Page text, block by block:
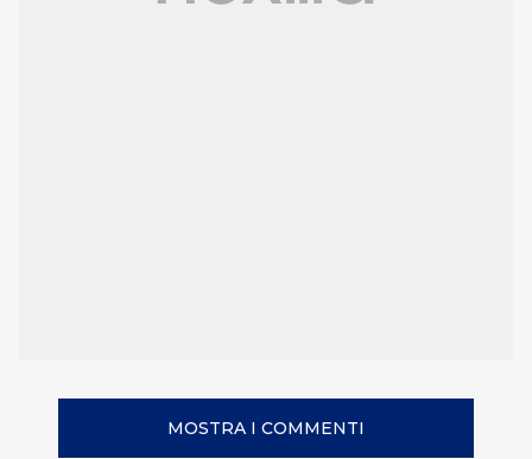
MOSTRA I COMMENTI